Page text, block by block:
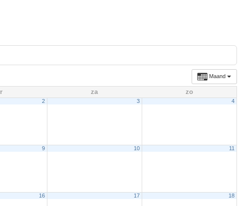
Maand
za zo
2 3 4
9 10 11
16 17 18